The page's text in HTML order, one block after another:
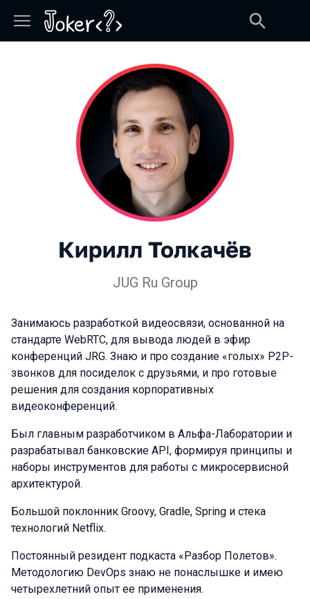
Кирилл Толкачёв
JUG Ru Group
Занимаюсь разработкой видеосвязи, основанной на
стандарте WebRTC, для вывода людей в эфир
конференций JRG. Знаю и про создание «голых» P2P-
звонков для посиделок с друзьями, и про готовые
решения для создания корпоративных
видеоконференций.
Был главным разработчиком в Альфа-Лаборатории и
разрабатывал банковские API, формируя принципы и
наборы инструментов для работы с микросервисной
архитектурой.
Большой поклонник Groovy, Gradle, Spring и стека
технологий Netflix.
Постоянный резидент подкаста «Разбор Полетов».
Методологию DevOps знаю не понаслышке и имею
четырехлетний опыт ее применения.